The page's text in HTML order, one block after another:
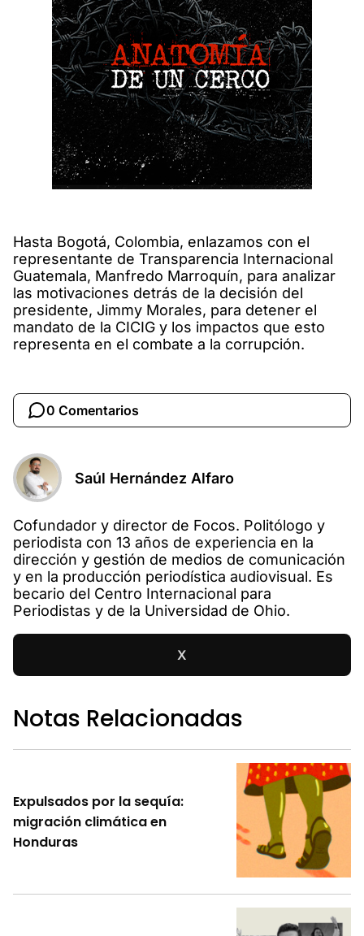
Hasta Bogotá, Colombia, enlazamos con el
representante de Transparencia Internacional
Guatemala, Manfredo Marroquín, para analizar
las motivaciones detrás de la decisión del
presidente, Jimmy Morales, para detener el
mandato de la CICIG y los impactos que esto
representa en el combate a la corrupción.
0 Comentarios
Saúl Hernández Alfaro
Cofundador y director de Focos. Politólogo y
periodista con 13 años de experiencia en la
dirección y gestión de medios de comunicación
y en la producción periodística audiovisual. Es
becario del Centro Internacional para
Periodistas y de la Universidad de Ohio.
X
Notas Relacionadas
Expulsados por la sequía:
migración climática en
Honduras